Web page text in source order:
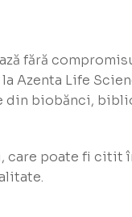
fără
Azenta Life
biobănci,
care poate fi citit